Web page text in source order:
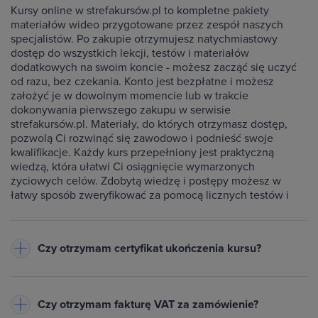
Kursy online w strefakursów.pl to kompletne pakiety
materiałów wideo przygotowane przez zespół naszych
specjalistów. Po zakupie otrzymujesz natychmiastowy
dostęp do wszystkich lekcji, testów i materiałów
dodatkowych na swoim koncie - możesz zacząć się uczyć
od razu, bez czekania. Konto jest bezpłatne i możesz
założyć je w dowolnym momencie lub w trakcie
dokonywania pierwszego zakupu w serwisie
strefakursów.pl. Materiały, do których otrzymasz dostęp,
pozwolą Ci rozwinąć się zawodowo i podnieść swoje
kwalifikacje. Każdy kurs przepełniony jest praktyczną
wiedzą, która ułatwi Ci osiągnięcie wymarzonych
życiowych celów. Zdobytą wiedzę i postępy możesz w
łatwy sposób zweryfikować za pomocą licznych testów i
Czy otrzymam certyfikat ukończenia kursu?
Twoim koncie w zakładce Certyfikaty. Warunkiem jego
Czy otrzymam fakturę VAT za zamówienie?